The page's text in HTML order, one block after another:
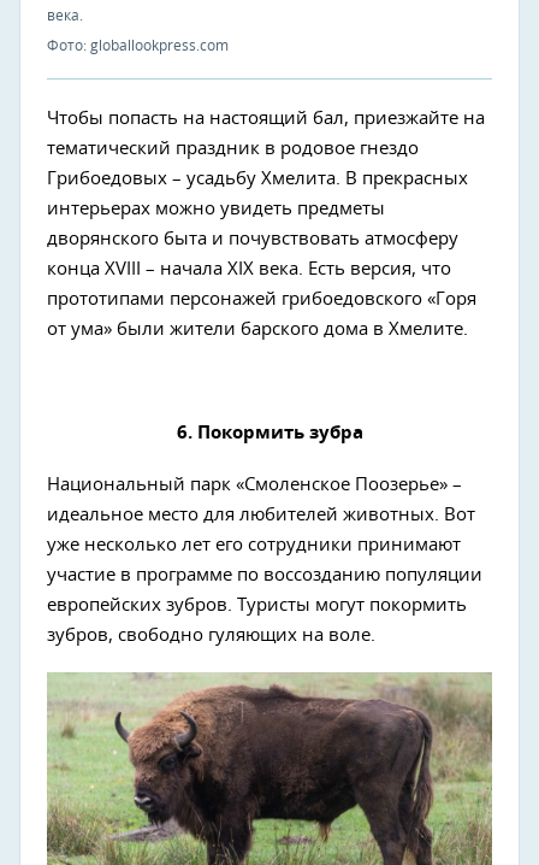
века.
Фото: globallookpress.com
Чтобы попасть на настоящий бал, приезжайте на
тематический праздник в родовое гнездо
Грибоедовых – усадьбу Хмелита. В прекрасных
интерьерах можно увидеть предметы
дворянского быта и почувствовать атмосферу
конца XVIII – начала XIX века. Есть версия, что
прототипами персонажей грибоедовского «Горя
от ума» были жители барского дома в Хмелите.
6. Покормить зубра
Национальный парк «Смоленское Поозерье» –
идеальное место для любителей животных. Вот
уже несколько лет его сотрудники принимают
участие в программе по воссозданию популяции
европейских зубров. Туристы могут покормить
зубров, свободно гуляющих на воле.